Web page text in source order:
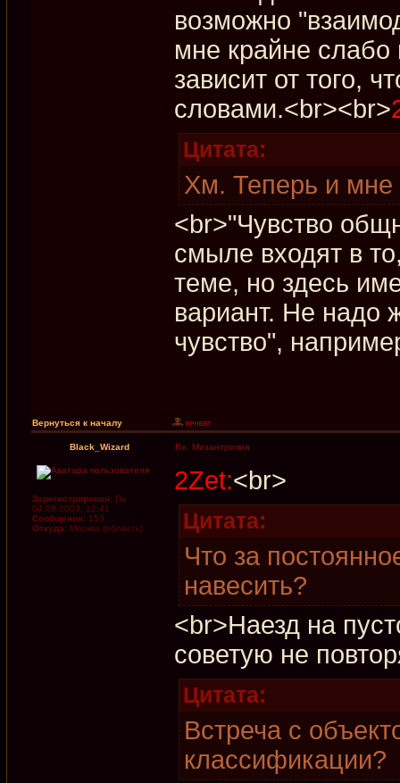
возможно
мне крайне
зависит от того,
словами.<br><br>
Цитата:
Хм. Теперь и мне
<br>"Чувство
смыле входят в
теме, но здесь
вариант. Не надо
чувство",
Вернуться к началу
Black_Wizard Re: Мизантропия
Зарегистрирован: Пн
04.08.2003, 12:41
Сообщения: 153
Откуда: Москва (область)
2Zet:<br>
Цитата:
Что за
навесить?
<br>Наезд на
советую не
Цитата:
Встреча с
классификации?